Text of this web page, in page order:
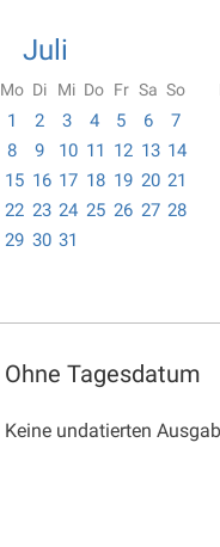
Juli
Mo Di Mi Do Fr Sa So
1 2 3 4 5 6
7
8
9 10 11 12 13 14
15 16 17 18 19 20 21
22 23 24 25 26 27 28
29 30 31
Ohne Tagesdatum
Keine undatierten